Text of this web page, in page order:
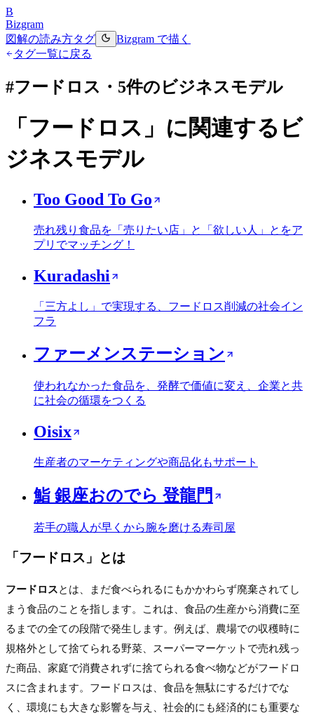
B
Bizgram
図解の読み方タグ
Bizgram で描く
タグ一覧に戻る
#フードロス ・ 5件のビジネスモデル
「 フードロス 」に関連するビ
ジネスモデル
Too Good To Go
売れ残り食品を「売りたい店」と「欲しい人」とをア
プリでマッチング！
Kuradashi
「三方よし」で実現する、フードロス削減の社会イン
フラ
ファーメンステーション
使われなかった食品を、発酵で価値に変え、企業と共
に社会の循環をつくる
Oisix
生産者のマーケティングや商品化もサポート
鮨 銀座おのでら 登龍門
若手の職人が早くから腕を磨ける寿司屋
「フードロス 」とは
フードロスとは、まだ食べられるにもかかわらず廃棄されてし
まう食品のことを指します。これは、食品の生産から消費に至
るまでの全ての段階で発生します。例えば、農場での収穫時に
規格外として捨てられる野菜、スーパーマーケットで売れ残っ
た商品、家庭で消費されずに捨てられる食べ物などがフードロ
スに含まれます。フードロスは、食品を無駄にするだけでな
く、環境にも大きな影響を与え、社会的にも経済的にも重要な